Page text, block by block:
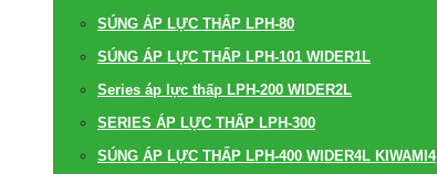
SÚNG ÁP LỰC THẤP LPH-80
SÚNG ÁP LỰC THẤP LPH-101 WIDER1L
Series áp lực thấp LPH-200 WIDER2L
SERIES ÁP LỰC THẤP LPH-300
SÚNG ÁP LỰC THẤP LPH-400 WIDER4L KIWAMI4